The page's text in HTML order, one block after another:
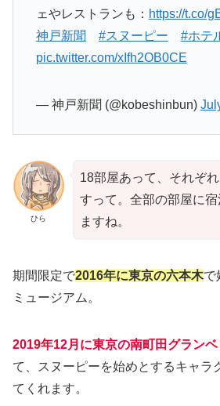
ェやレストランも： https://t.co/
神戸新聞
#スヌーピー
#ホテ
pic.twitter.com/xIfh2OB0CE
— 神戸新聞 (@kobeshinbun)
ひら
18部屋あって、それぞ
すって。全部の部屋に
ますね。
期間限定で2016年に東京の六本木で
ミュージアム。
2019年12月に東京の南町田グラン
て、スヌーピーを始めとするキャラ
てくれます。